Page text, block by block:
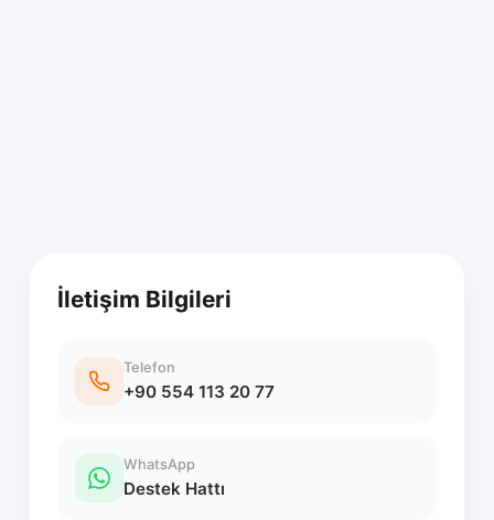
İletişim Bilgileri
Telefon
+90 554 113 20 77
WhatsApp
Destek Hattı